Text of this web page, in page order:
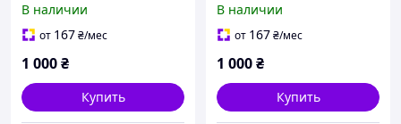
блискавці з брендовим
логотипом на плечі та
В наличии
от 167₴/мес
1 000₴
Купить
блискавці з брендовим
логотипом на плечі та
В наличии
от 167₴/мес
1 000₴
Купить